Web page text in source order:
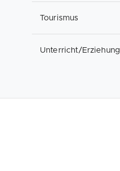
Tourismus
Unterricht/Erziehung